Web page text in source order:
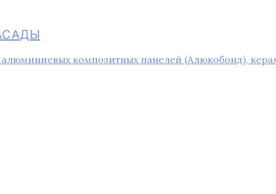
композитных панелей (Алюкобонд),